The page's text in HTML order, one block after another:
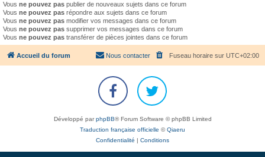
Vous ne pouvez pas publier de nouveaux sujets dans ce forum
Vous ne pouvez pas répondre aux sujets dans ce forum
Vous ne pouvez pas modifier vos messages dans ce forum
Vous ne pouvez pas supprimer vos messages dans ce forum
Vous ne pouvez pas transférer de pièces jointes dans ce forum
Accueil du forum Fuseau horaire sur UTC+02:00
Nous contacter
Développé parphpBB® Forum Software © phpBB Limited
Traduction française officielle ©Qiaeru
Confidentialité | Conditions